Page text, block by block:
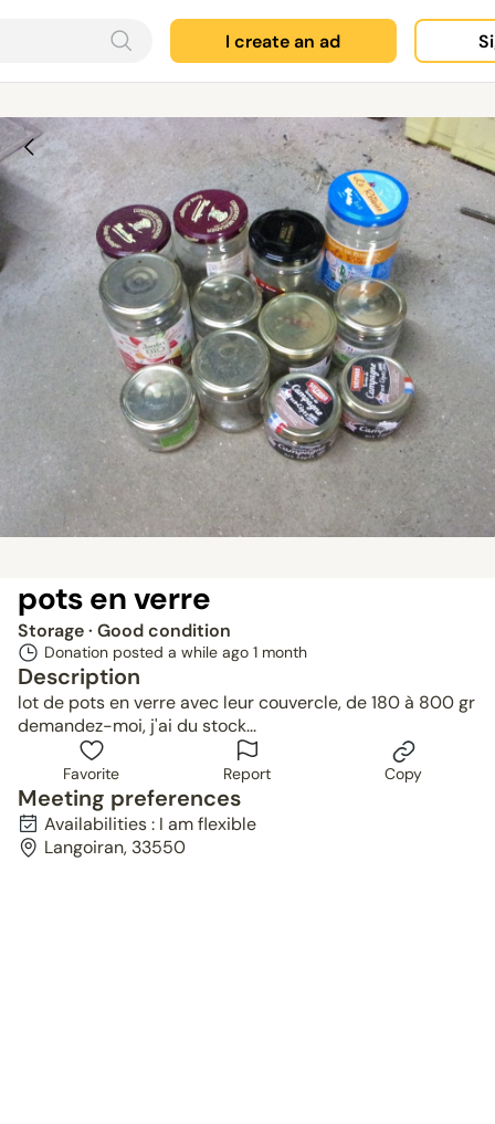
I create an ad
pots en verre
Storage· Good condition
Donation posted a while ago 1 month
Description
lot de pots en verre avec leur couvercle, de 180 à 800 gr
demandez-moi, j'ai du stock...
Favorite Report Copy
Meeting preferences
Availabilities : I am flexible
Langoiran, 33550